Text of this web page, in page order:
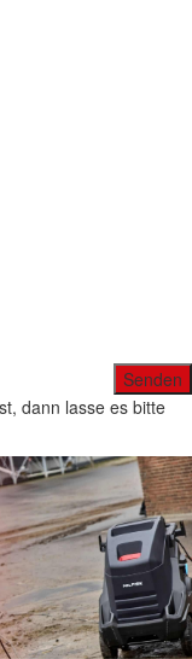
dann lasse es bitte